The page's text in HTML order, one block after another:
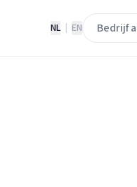
NL EN Bedrijf